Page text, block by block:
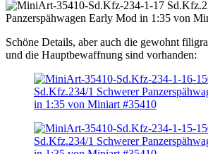
Schöne Details, aber auch die gewohnt
und die Hauptbewaffnung sind vorhanden: